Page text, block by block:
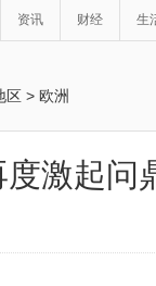
资讯 财经 生
区 > 欧洲
激起问